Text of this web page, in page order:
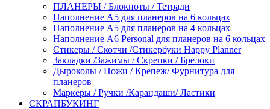
ПЛАНЕРЫ / Блокноты / Тетради
Наполнение А5 для планеров на 6 кольцах
Наполнение А5 для планеров на 4 кольцах
Наполнение А6 Personal для планеров на 6 кольцах
Стикеры / Скотчи /Стикербуки Happy Planner
Закладки /Зажимы / Скрепки / Брелоки
Дыроколы / Ножи / Крепеж/ Фурнитура для
планеров
Маркеры / Ручки /Карандаши/ Ластики
СКРАПБУКИНГ